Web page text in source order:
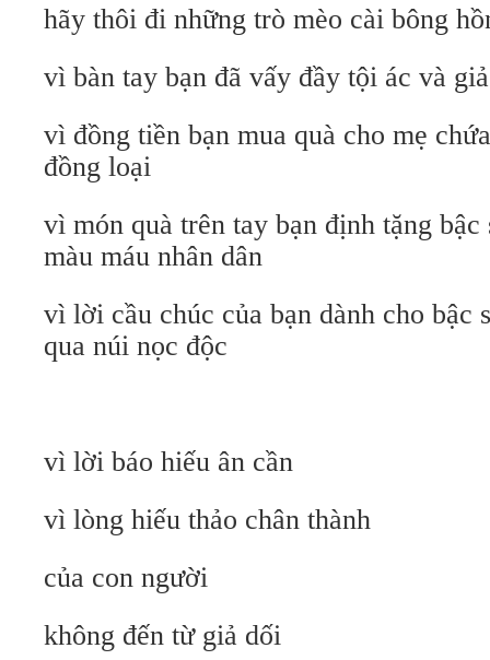
hãy thôi đi những trò mèo cài bông
vì bàn tay bạn đã vấy đầy tội ác và
vì đồng tiền bạn mua quà cho mẹ
đồng loại
vì món quà trên tay bạn định tặng
màu máu nhân dân
vì lời cầu chúc của bạn dành cho bậc
qua núi nọc độc
vì lời báo hiếu ân cần
vì lòng hiếu thảo chân thành
của con người
không đến từ giả dối